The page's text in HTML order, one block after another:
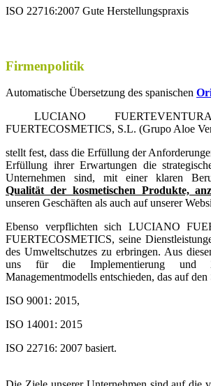
ISO 22716:2007 Gute Herstellungspraxis
Firmenpolitik
Automatische Übersetzung des spanischen
LUCIANO
FUERTECOSMETICS, S.L. (Grupo Aloe
stellt fest, dass die Erfüllung der
Erfüllung ihrer Erwartungen die
Unternehmen sind, mit einer klaren
Qualität der kosmetischen Produkte,
unseren Geschäften als auch auf unserer
Ebenso verpflichten sich LUCIANO
FUERTECOSMETICS, seine
des Umweltschutzes zu erbringen. Aus
uns für die Implementierung und
Managementmodells entschieden, das auf den
ISO 9001: 2015,
ISO 14001: 2015
ISO 22716: 2007 basiert.